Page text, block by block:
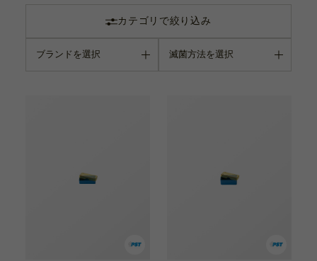
カテゴリで絞り込み